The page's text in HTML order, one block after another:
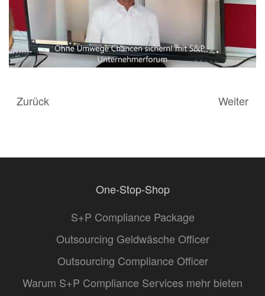
Zurück Weiter
One-Stop-Shop
S+P Compliance Package
Outsourcing Geldwäsche Officer
Outsourcing Compliance Officer
Warum S+P Compliance Services mehr bieten